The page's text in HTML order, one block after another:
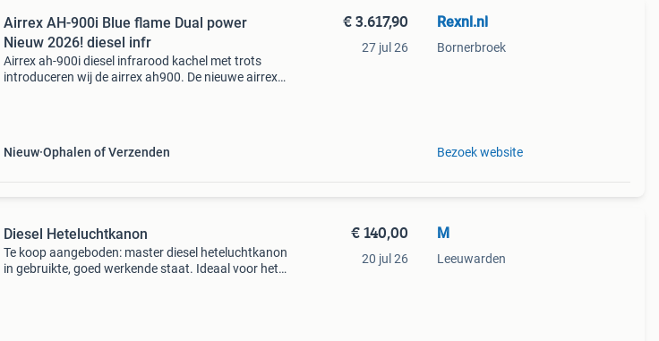
Airrex AH-900i Blue flame Dual power
Nieuw 2026! diesel infr
Airrex ah-900i diesel infrarood kachel met trots
introduceren wij de airrex ah900. De nieuwe airrex
Nieuw Ophalen of Verzenden
€ 3.617,90
27 jul 26
Rexnl.nl
Bornerbroek
Bezoek website
Diesel Heteluchtkanon
Te koop aangeboden: master diesel heteluchtkanon
in gebruikte, goed werkende staat. Ideaal voor het
€ 140,00
20 jul 26
M
Leeuwarden